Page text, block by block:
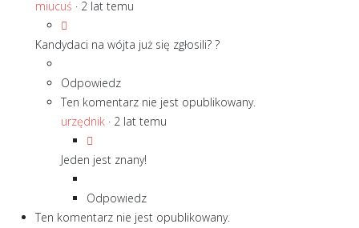
miucuś · 2 lat temu
Kandydaci na wójta już się zgłosili? ?
Odpowiedz
Ten komentarz nie jest opublikowany.
urzędnik · 2 lat temu
Jeden jest znany!
Odpowiedz
Ten komentarz nie jest opublikowany.